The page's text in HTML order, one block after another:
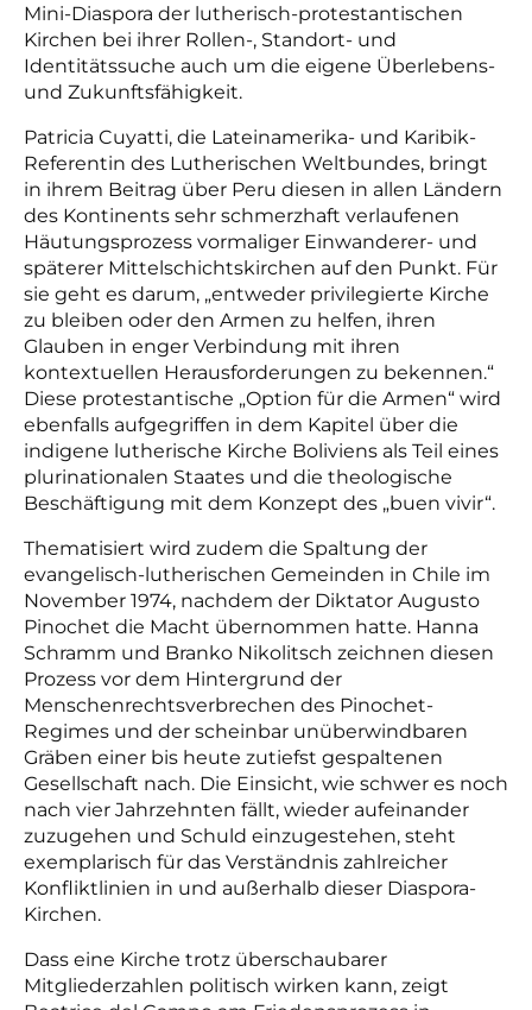
Mini-Diaspora der lutherisch-protestantischen
Kirchen bei ihrer Rollen-, Standort- und
Identitätssuche auch um die eigene Überlebens-
und Zukunftsfähigkeit.
Patricia Cuyatti, die Lateinamerika- und Karibik-
Referentin des Lutherischen Weltbundes, bringt
in ihrem Beitrag über Peru diesen in allen Ländern
des Kontinents sehr schmerzhaft verlaufenen
Häutungsprozess vormaliger Einwanderer- und
späterer Mittelschichtskirchen auf den Punkt. Für
sie geht es darum, „entweder privilegierte Kirche
zu bleiben oder den Armen zu helfen, ihren
Glauben in enger Verbindung mit ihren
kontextuellen Herausforderungen zu bekennen.“
Diese protestantische „Option für die Armen“ wird
ebenfalls aufgegriffen in dem Kapitel über die
indigene lutherische Kirche Boliviens als Teil eines
plurinationalen Staates und die theologische
Beschäftigung mit dem Konzept des „buen vivir“.
Thematisiert wird zudem die Spaltung der
evangelisch-lutherischen Gemeinden in Chile im
November 1974, nachdem der Diktator Augusto
Pinochet die Macht übernommen hatte. Hanna
Schramm und Branko Nikolitsch zeichnen diesen
Prozess vor dem Hintergrund der
Menschenrechtsverbrechen des Pinochet-
Regimes und der scheinbar unüberwindbaren
Gräben einer bis heute zutiefst gespaltenen
Gesellschaft nach. Die Einsicht, wie schwer es noch
nach vier Jahrzehnten fällt, wieder aufeinander
zuzugehen und Schuld einzugestehen, steht
exemplarisch für das Verständnis zahlreicher
Konfliktlinien in und außerhalb dieser Diaspora-
Kirchen.
Dass eine Kirche trotz überschaubarer
Mitgliederzahlen politisch wirken kann, zeigt